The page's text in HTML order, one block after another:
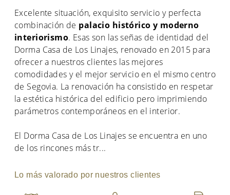
Excelente situación, exquisito servicio y perfecta
combinación de palacio histórico y moderno
interiorismo. Esas son las señas de identidad del
Dorma Casa de Los Linajes, renovado en 2015 para
ofrecer a nuestros clientes las mejores
comodidades y el mejor servicio en el mismo centro
de Segovia. La renovación ha consistido en respetar
la estética histórica del edificio pero imprimiendo
parámetros contemporáneos en el interior.
El Dorma Casa de Los Linajes se encuentra en uno
de los rincones más tr...
Lo más valorado por nuestros clientes